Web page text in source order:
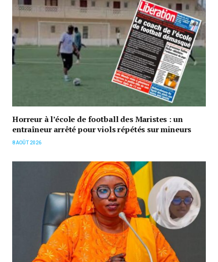
Horreur à l’école de football des Maristes : un
entraîneur arrêté pour viols répétés sur mineurs
8 AOÛT 2026